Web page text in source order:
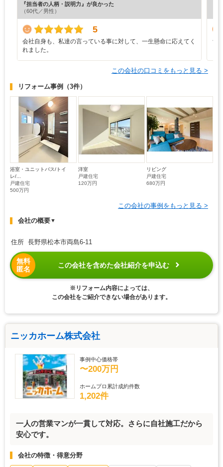
『担当者の人柄・説明力』が良かった
（60代／男性）
5
会社自身も、私達の言っている事に対して、一生懸命に応えてく
れました。
ち
この会社の口コミをもっと見る >
リフォーム事例 （3件）
浴室・ユニットバス/トイ
レ/...
戸建住宅
500万円
洋室
戸建住宅
120万円
リビング
戸建住宅
680万円
この会社の事例をもっと見る >
会社の概要▼
住所 長野県松本市両島6-11
無料
匿名
この会社を含めた会社紹介を申込む
※リフォーム内容によっては、
この会社をご紹介できない場合があります。
ニッカホーム株式会社
事例中心価格帯
〜200万円
ホームプロ累計成約件数
1,202件
一人の営業マンが一貫して対応。さらに自社施工だから
安心です。
会社の特徴・得意分野